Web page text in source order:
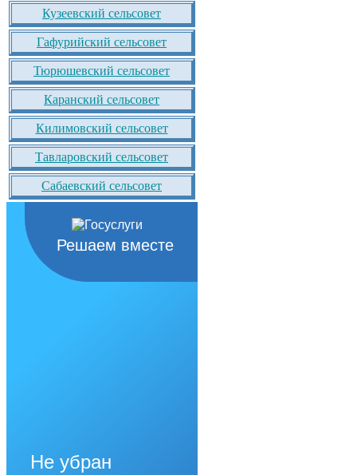
Кузеевский сельсовет
Гафурийский сельсовет
Тюрюшевский сельсовет
Каранский сельсовет
Килимовский сельсовет
Тавларовский сельсовет
Сабаевский сельсовет
Решаем вместе
Не убран